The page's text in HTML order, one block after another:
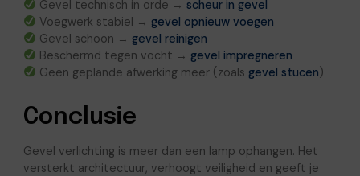
Gevel technisch in orde →scheur in gevel
Voegwerk stabiel → gevel opnieuw voegen
Gevel schoon → gevel reinigen
Beschermd tegen vocht → gevel impregneren
Geen geplande afwerking meer (zoals gevel stucen)
Conclusie
Gevel verlichting is meer dan een lamp ophangen. Het
versterkt architectuur, verhoogt veiligheid en geeft je